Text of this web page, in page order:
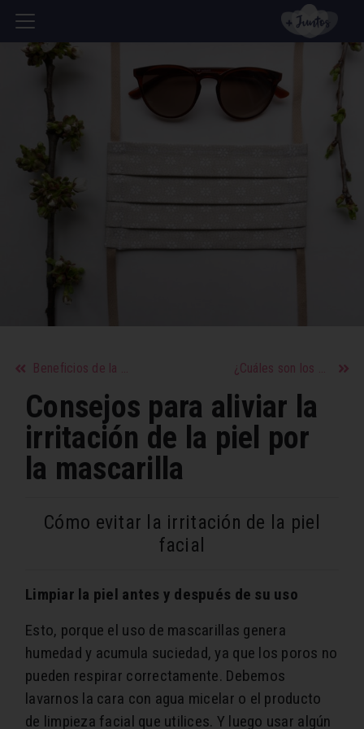
Beneficios de la música en la educación de los niños ¿Cuáles son los hábitos alimenticios saludables?
Consejos para aliviar la
irritación de la piel por
la mascarilla
Cómo evitar la irritación de la piel
facial
Limpiar la piel antes y después de su uso
Esto, porque el uso de mascarillas genera
humedad y acumula suciedad, ya que los poros no
pueden respirar correctamente. Debemos
lavarnos la cara con agua micelar o el producto
de limpieza facial que utilices. Y luego usar algún